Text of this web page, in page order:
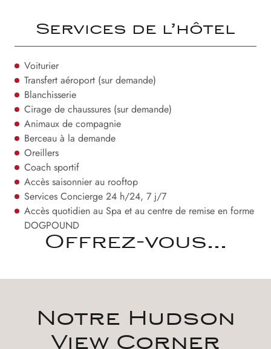
Services de l’hôtel
Voiturier
Transfert aéroport (sur demande)
Blanchisserie
Cirage de chaussures (sur demande)
Animaux de compagnie
Berceau à la demande
Oreillers
Coach sportif
Accès saisonnier au rooftop
Services Concierge 24 h/24, 7 j/7
Accès quotidien au Spa et au centre de remise en forme
DOGPOUND
Offrez-vous...
Notre Hudson
View Corner